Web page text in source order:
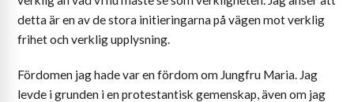
detta är en av de stora initieringarna på vägen mot verklig
frihet och verklig upplysning.
Fördomen jag hade var en fördom om Jungfru Maria. Jag
levde i grunden i en protestantisk gemenskap, även om jag